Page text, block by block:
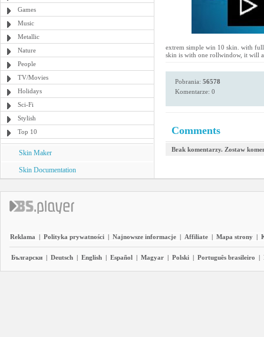
Games
Music
Metallic
Nature
People
TV/Movies
Holidays
Sci-Fi
Stylish
Top 10
Skin Maker
Skin Documentation
extrem simple win 10 skin. with
skin is with one rollwindow, it will
Pobrania: 56578
Komentarze: 0
Comments
Brak komentarzy. Zostaw
Reklama | Polityka prywatności | Najnowsze informacje | Affiliate | Mapa strony |
Български | Deutsch | English | Español | Magyar | Polski | Português brasileiro |